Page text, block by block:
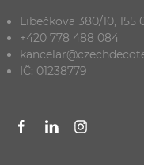
Libečkova 380/10, 155
+420 778 488 084
IČ: 01238779